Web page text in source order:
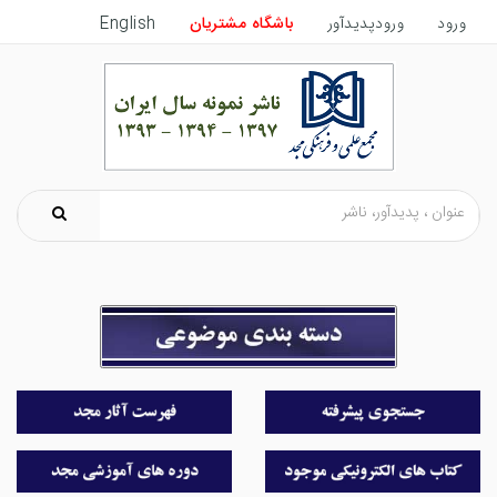
ورود ورودپدیدآور باشگاه مشتریان English